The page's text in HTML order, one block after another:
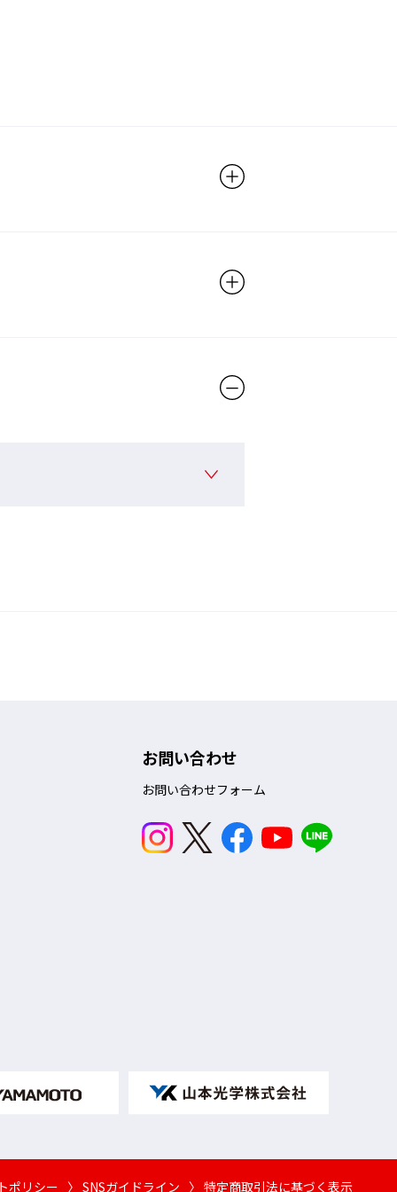
お問い合わせ
お問い合わせフォーム
ポリシー 〉 SNSガイドライン 〉 特定商取引法に基づく表示